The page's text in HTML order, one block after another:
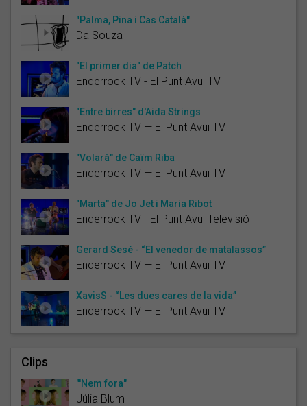
"Palma, Pina i Cas Català"
Da Souza
"El primer dia" de Patch
Enderrock TV - El Punt Avui TV
"Entre birres" d'Aida Strings
Enderrock TV — El Punt Avui TV
"Volarà" de Caïm Riba
Enderrock TV — El Punt Avui TV
"Marta" de Jo Jet i Maria Ribot
Enderrock TV - El Punt Avui Televisió
Gerard Sesé - “El venedor de matalassos”
Enderrock TV — El Punt Avui TV
XavisS - “Les dues cares de la vida”
Enderrock TV — El Punt Avui TV
Clips
"'Nem fora"
Júlia Blum